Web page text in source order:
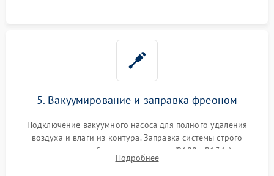
5. Вакуумирование и заправка фреоном
Подключение вакуумного насоса для полного удаления
воздуха и влаги из контура. Заправка системы строго
дозированным объемом хладагента (R600a, R134a) по
электронным весам. Контроль рабочего давления в системе.
Подробнее